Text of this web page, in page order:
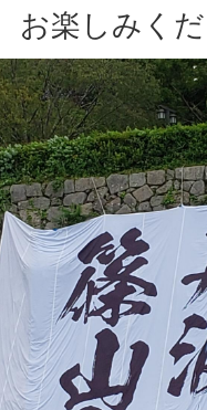
お楽しみく